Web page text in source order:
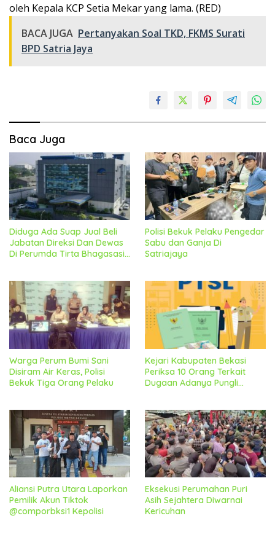
oleh Kepala KCP Setia Mekar yang lama. (RED)
BACA JUGA Pertanyakan Soal TKD, FKMS Surati
BPD Satria Jaya
Baca Juga
Diduga Ada Suap Jual Beli
Jabatan Direksi Dan Dewas
Di Perumda Tirta Bhagasasi,
Polisi Bekuk Pelaku Pengedar
Sabu dan Ganja Di
Satriajaya
Warga Perum Bumi Sani
Disiram Air Keras, Polisi
Bekuk Tiga Orang Pelaku
Kejari Kabupaten Bekasi
Periksa 10 Orang Terkait
Dugaan Adanya Pungli
Aliansi Putra Utara Laporkan
Pemilik Akun Tiktok
@comporbksi1 Kepolisi
Eksekusi Perumahan Puri
Asih Sejahtera Diwarnai
Kericuhan